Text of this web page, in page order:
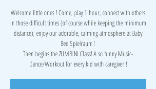
Welcome little ones ! Come, play 1 hour, connect with others
in those difficult times (of course while keeping the minimum
distance), enjoy our adorable, calming atmosphere at Baby
Bee Spielraum !
Then begins the ZUMBINI Class! A so funny Music-